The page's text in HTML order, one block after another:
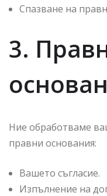
Спазване на
3.
Ние обработваме
правни основания:
Вашето съгласие.
Изпълнение на